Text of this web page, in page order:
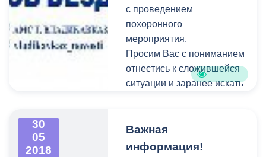
с проведением
похоронного
мероприятия.
Просим Вас с пониманием
отнестись к сложившейся
ситуации и заранее искать
30
05
2018
Важная
информация!